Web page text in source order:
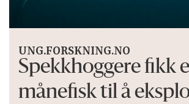
UNG.FORSKNING.NO
Spekkhoggere fikk
månefisk til å